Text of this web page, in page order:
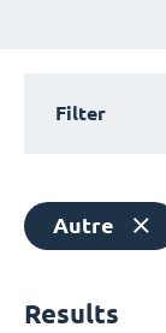
Filter
Autre
Results